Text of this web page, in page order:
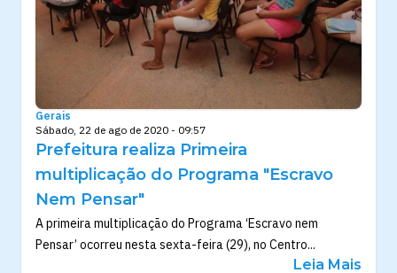
Gerais
Sábado, 22 de ago de 2020 - 09:57
Prefeitura realiza Primeira
multiplicação do Programa "Escravo
Nem Pensar"
A primeira multiplicação do Programa ‘Escravo nem
Pensar’ ocorreu nesta sexta-feira (29), no Centro...
Leia Mais